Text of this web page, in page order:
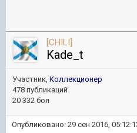
[CHILI]
Kade_t
Участник, Коллекционер
478 публикаций
20 332 боя
Опубликовано: 29 сен 2016,